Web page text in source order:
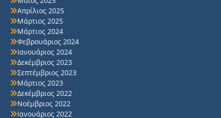
Απρίλιος 2025
Μάρτιος 2025
Μάρτιος 2024
Φεβρουάριος 2024
Ιανουάριος 2024
Δεκέμβριος 2023
Σεπτέμβριος 2023
Μάρτιος 2023
Δεκέμβριος 2022
Νοέμβριος 2022
Ιανουάριος 2022